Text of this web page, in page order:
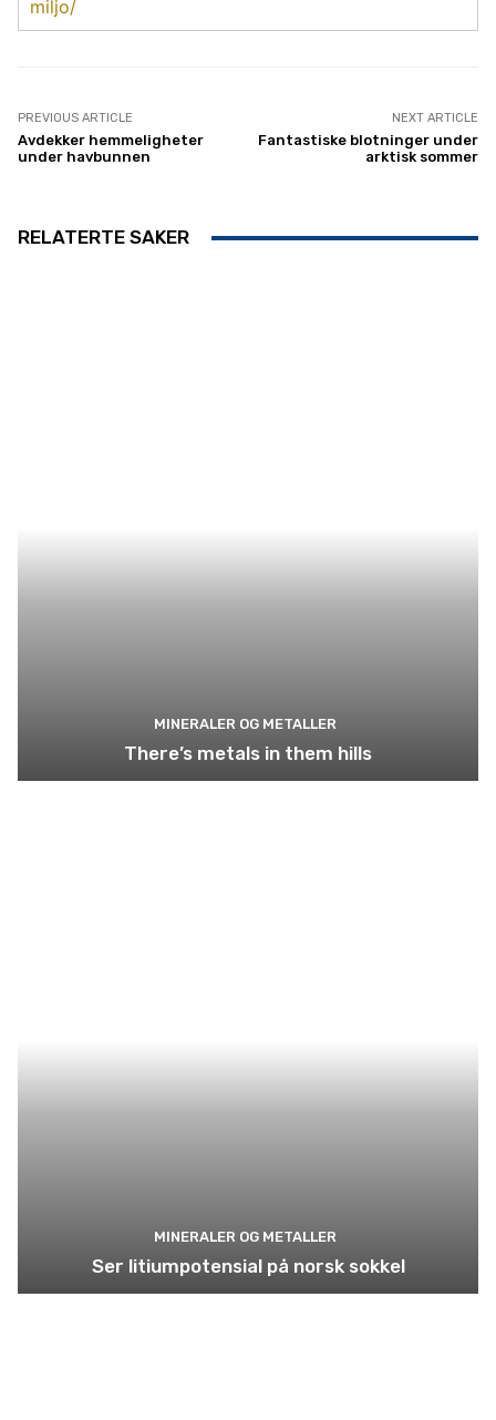
miljo/
PREVIOUS ARTICLE
Avdekker hemmeligheter
under havbunnen
NEXT ARTICLE
Fantastiske blotninger under
arktisk sommer
RELATERTE SAKER
MINERALER OG METALLER
There’s metals in them hills
MINERALER OG METALLER
Ser litiumpotensial på norsk sokkel